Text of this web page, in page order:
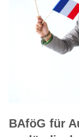
BAföG für